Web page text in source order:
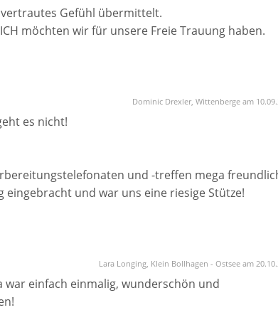
Gefühl übermittelt.
möchten wir für unsere Freie Trauung haben.
fanden es ganz großartig, wie Du unsere
mit einer ordentlichen Portion Humor
und das war es, was wir uns für unsere
bedanken.
Dominic Drexler, Wittenberge am
es nicht!
und -treffen mega
und war uns eine riesige Stütze!
und sehr persönlich. Durch ihre tolle Art
begeistern als auch alle unsere Gäste mit auf
Nicole - Wahnsinn, Gänsehaut pur!
Lara Longing, Klein Bollhagen - Ostsee am
einfach einmalig, wunderschön und